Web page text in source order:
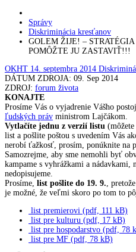
Správy
Diskriminácia kresťanov
GOLEM ŽIJE! –
POMÔŽTE JU ZASTAVIŤ!!!
OKHT 14. septembra 2014
DÁTUM ZDROJA: 09. Sep 2014
ZDROJ: forum života
KONAJTE
Prosíme Vás o vyjadrenie Vášho
ľudských práv ministrom Lajčákom.
Vytlačíte jednu z verzií listu
list a pošlite poštou s uvedením Vás
nerobí ťažkosť, prosím, ponúknite na
Samozrejme, aby sme nemohli byť
kampame s vyhrážkami a nádavkami,
nedopisujeme.
Prosíme, list pošlite do 19. 9.,
je možné, že veľmi skoro po tom to
list premierovi (pdf, 111 kB)
list pre kulturu (pdf, 17 kB)
list pre hospodarstvo (pdf, 78
list pre MF (pdf, 78 kB)